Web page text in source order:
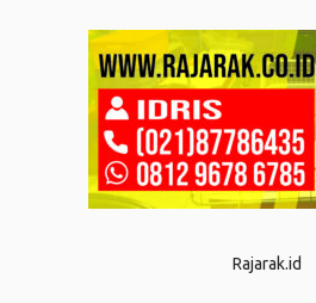
Rajarak.id